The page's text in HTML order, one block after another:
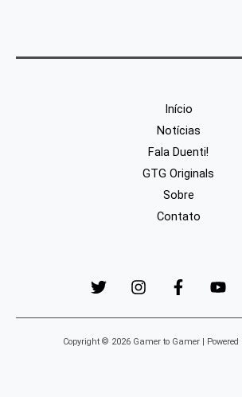
Início
Notícias
Fala Duenti!
GTG Originals
Sobre
Contato
Copyright © 2026 Gamer to Gamer | Powered